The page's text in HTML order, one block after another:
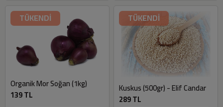
TÜKENDİ
Organik Mor Soğan (1kg)
139 TL
TÜKENDİ
Kuskus (500gr) - Elif Candar
289 TL